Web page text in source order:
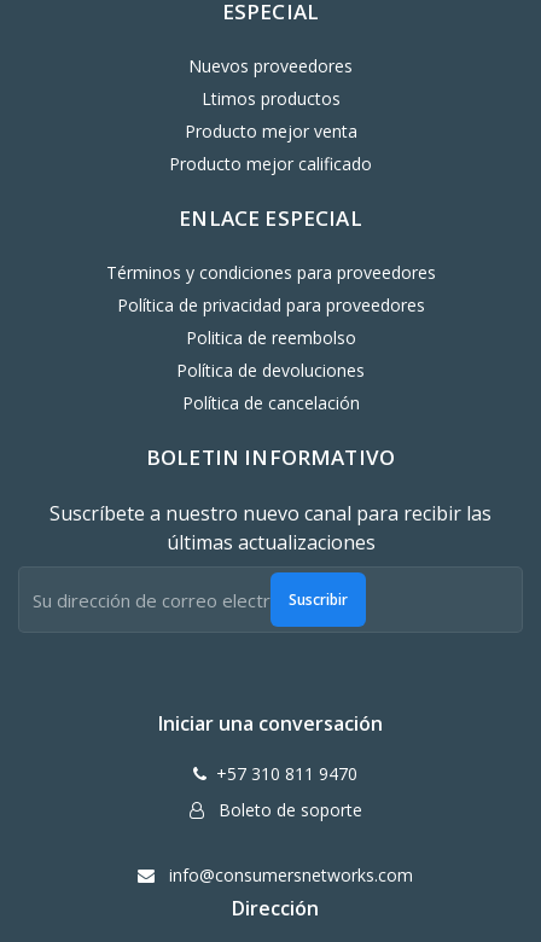
ESPECIAL
Nuevos proveedores
Ltimos productos
Producto mejor venta
Producto mejor calificado
ENLACE ESPECIAL
Términos y condiciones para proveedores
Política de privacidad para proveedores
Politica de reembolso
Política de devoluciones
Política de cancelación
BOLETIN INFORMATIVO
Suscríbete a nuestro nuevo canal para recibir las
últimas actualizaciones
Suscribir
Iniciar una conversación
+57 310 811 9470
Boleto de soporte
info@consumersnetworks.com
Dirección